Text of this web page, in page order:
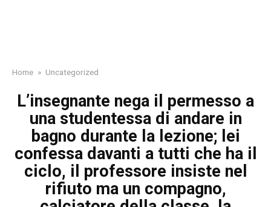
Home » Uncategorized
L’insegnante nega il permesso a
una studentessa di andare in
bagno durante la lezione; lei
confessa davanti a tutti che ha il
ciclo, il professore insiste nel
rifiuto ma un compagno,